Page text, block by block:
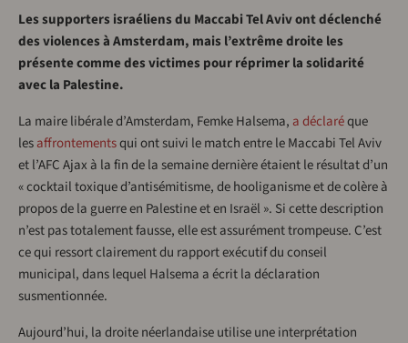
Les supporters israéliens du Maccabi Tel Aviv ont déclenché
des violences à Amsterdam, mais l’extrême droite les
présente comme des victimes pour réprimer la solidarité
avec la Palestine.
La maire libérale d’Amsterdam, Femke Halsema, a déclaréque
lesaffrontementsqui ont suivi le match entre le Maccabi Tel Aviv
et l’AFC Ajax à la fin de la semaine dernière étaient le résultat d’un
« cocktail toxique d’antisémitisme, de hooliganisme et de colère à
propos de la guerre en Palestine et en Israël ». Si cette description
n’est pas totalement fausse, elle est assurément trompeuse. C’est
ce qui ressort clairement du rapport exécutif du conseil
municipal, dans lequel Halsema a écrit la déclaration
susmentionnée.
Aujourd’hui, la droite néerlandaise utilise une interprétation